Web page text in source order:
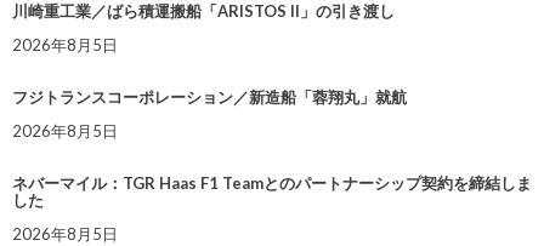
川崎重工業／ばら積運搬船「ARISTOS II」の引き渡し
2026年8月5日
フジトランスコーポレーション／新造船「蓉翔丸」就航
2026年8月5日
ネバーマイル：TGR Haas F1 Teamとのパートナーシップ契約を締結しま
した
2026年8月5日